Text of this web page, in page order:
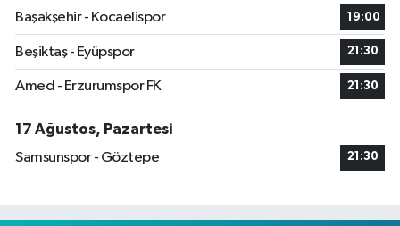
Başakşehir - Kocaelispor
19:00
Beşiktaş - Eyüpspor 21:30
Amed - Erzurumspor FK 21:30
17 Ağustos, Pazartesi
Samsunspor - Göztepe
21:30